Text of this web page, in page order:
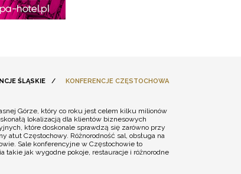
ŚLĄSKIE / KONFERENCJE CZĘSTOCHOWA
Górze, który co roku jest celem kilku milionów
lokalizacją dla klientów biznesowych
które doskonale sprawdzą się zarówno przy
Częstochowy. Różnorodność sal, obsługa na
Sale konferencyjne w Częstochowie to
jak wygodne pokoje, restauracje i różnorodne